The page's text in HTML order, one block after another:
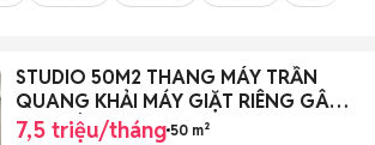
STUDIO 50M2 THANG MÁY TRẦN
QUANG KHẢI MÁY GIẶT RIÊNG GÂN
CHỢ TÂN ĐỊNH
7,5 triệu/tháng 50 m²